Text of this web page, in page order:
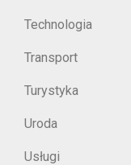
Technologia
Transport
Turystyka
Uroda
Usługi